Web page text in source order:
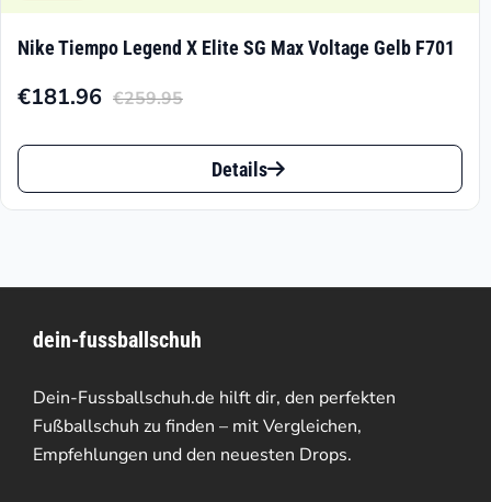
Nike Tiempo Legend X Elite SG Max Voltage Gelb F701
€259.95
Ursprünglicher
Preis
€259.95
€181.96
Aktueller
Preis
€181.96.
Dieses
Produkt
auf.
Die
Optionen
können
Details
dein-fussballschuh
Dein-Fussballschuh.de hilft dir, den perfekten
Fußballschuh zu finden – mit Vergleichen,
Empfehlungen und den neuesten Drops.